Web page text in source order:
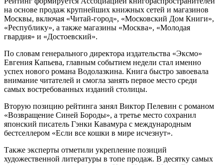
на основе продаж крупнейших книжных сетей и магазинов
Москвы, включая «Читай-город», «Московский Дом Книги»,
«Республику», а также магазины «Москва», «Молодая
гвардия» и «Достоевский».
По словам генерального директора издательства «Эксмо»
Евгения Капьева, главным событием недели стал именно
успех нового романа Водолазкина. Книга быстро завоевала
внимание читателей и смогла занять первое место среди
самых востребованных изданий столицы.
Вторую позицию рейтинга занял Виктор Пелевин с романом
«Возвращение Синей Бороды», а третье место сохранил
японский писатель Гэнки Кавамура с международным
бестселлером «Если все кошки в мире исчезнут».
Также эксперты отметили укрепление позиций
художественной литературы в топе продаж. В десятку самых